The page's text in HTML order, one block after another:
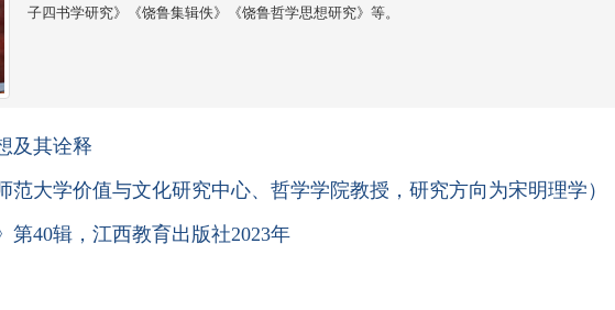
子四书学研究》《饶鲁集辑佚》《饶鲁哲学思想研究》等。
及其诠释
范大学价值与文化研究中心、哲学学院教授，研究方向为宋明理学）
第40辑，江西教育出版社2023年